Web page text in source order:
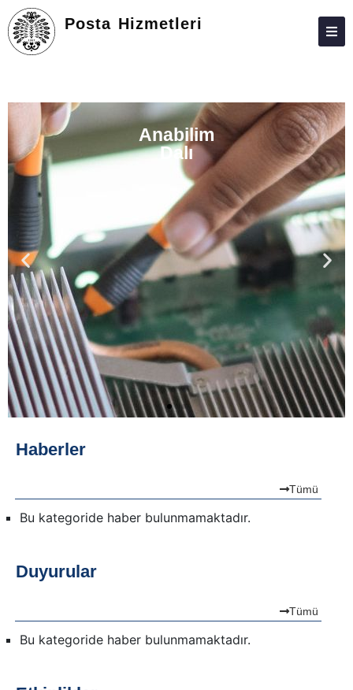
Posta Hizmetleri
KIŞILER
LISANSÜSTÜ
ARAŞTIRMA
TOPLUMA KATKI
ADAY ÖĞRENCILER
İLETIŞIM
Anabilim
Dalı
Haberler
Tümü
Bu kategoride haber bulunmamaktadır.
Duyurular
Tümü
Bu kategoride haber bulunmamaktadır.